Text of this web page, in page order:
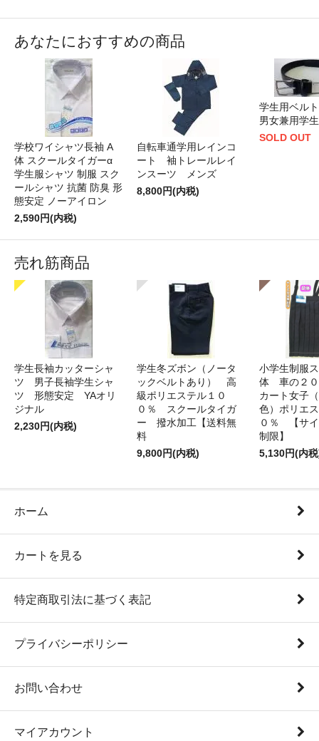
あなたにおすすめの商品
学校ワイシャツ長袖 A
体 スクールタイガーα
学生服シャツ 制服 スク
ールシャツ 抗菌 防臭 形
態安定 ノーアイロン
2,590円(内税)
自転車通学用レインコ
ート 袖トレールレイ
ンスーツ メンズ
8,800円(内税)
学生用ベル
男女兼用学
SOLD OUT
売れ筋商品
学生長袖カッターシャ
ツ 男子長袖学生シャ
ツ 形態安定 YAオリ
ジナル
2,230円(内税)
学生冬ズボン（ノータ
ックベルトあり） 高
級ポリエステル１０
０％ スクールタイガ
ー 撥水加工【送料無
料
9,800円(内税)
小学生制服
体 車の２０
カート女子
色）ポリエ
０％ 【サ
制限】
5,130円(内
ホーム
カートを見る
特定商取引法に基づく表記
プライバシーポリシー
お問い合わせ
マイアカウント